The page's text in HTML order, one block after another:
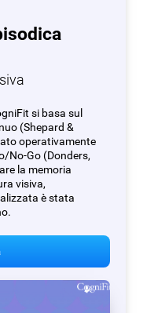
si basa sul
(Shepard &
operativamente
No-Go (Donders,
la memoria
visiva,
è stata